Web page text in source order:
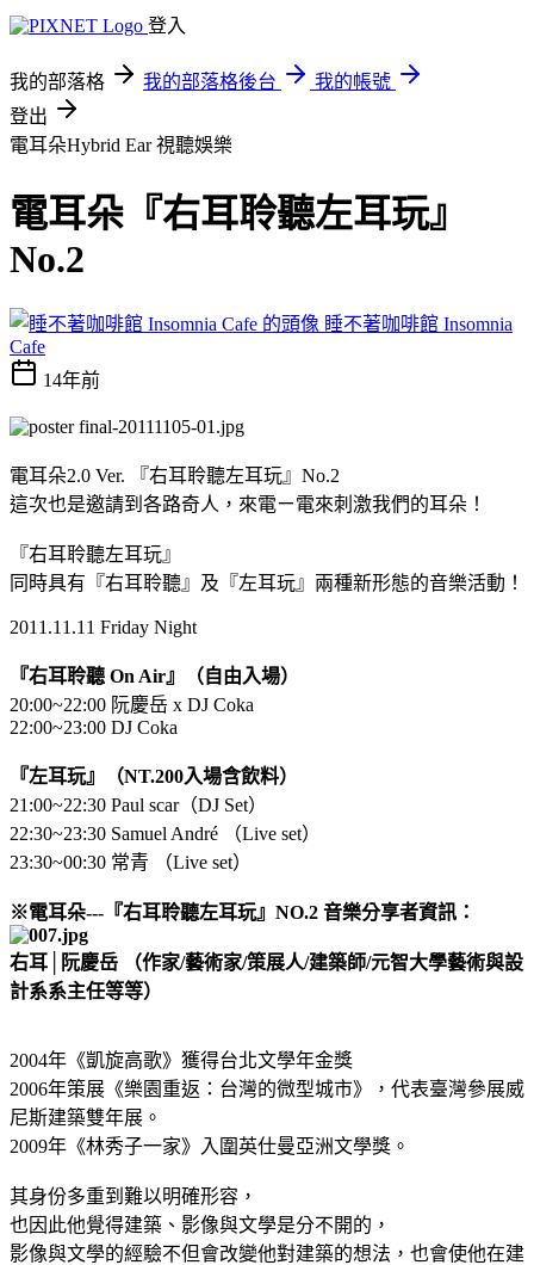
登入
我的部落格 我的部落格後台
我的帳號
登出
電耳朵Hybrid Ear視聽娛樂
電耳朵『右耳聆聽左耳玩』
No.2
睡不著咖啡館 Insomnia
Cafe
14年前
電耳朵2.0 Ver. 『右耳聆聽左耳玩』No.2
這次也是邀請到各路奇人，來電ㄧ電來刺激我們的耳朵！
『右耳聆聽左耳玩』
同時具有『右耳聆聽』及『左耳玩』兩種新形態的音樂活動！
2011.11.11 Friday Night
『右耳聆聽 On Air』（自由入場）
20:00~22:00 阮慶岳 x DJ Coka
22:00~23:00 DJ Coka
『左耳玩』（NT.200入場含飲料）
21:00~22:30 Paul scar（DJ Set）
22:30~23:30 Samuel André （Live set）
23:30~00:30 常青 （Live set）
※電耳朵---『右耳聆聽左耳玩』NO.2 音樂分享者資訊：
右耳│阮慶岳 （作家/藝術家/策展人/建築師/元智大學藝術與設
計系系主任等等）
2004年《凱旋高歌》獲得台北文學年金獎
2006年策展《樂園重返：台灣的微型城市》，代表臺灣參展威
尼斯建築雙年展。
2009年《林秀子一家》入圍英仕曼亞洲文學獎。
其身份多重到難以明確形容，
也因此他覺得建築、影像與文學是分不開的，
影像與文學的經驗不但會改變他對建築的想法，也會使他在建